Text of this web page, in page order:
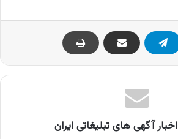
آگهی های تبلیغاتی ایران